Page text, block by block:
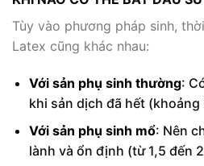
Tùy vào phương pháp sinh,
Latex cũng khác nhau:
Với sản phụ sinh thường:
khi sản dịch đã hết
Với sản phụ sinh mổ: Nên
lành và ổn định (từ 1,5 đến